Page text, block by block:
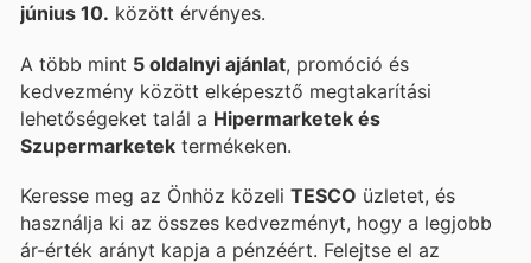
június 10. között érvényes.
A több mint 5 oldalnyi ajánlat, promóció és
kedvezmény között elképesztő megtakarítási
lehetőségeket talál a Hipermarketek és
Szupermarketek termékeken.
Keresse meg az Önhöz közeli TESCO üzletet, és
használja ki az összes kedvezményt, hogy a legjobb
ár-érték arányt kapja a pénzéért. Felejtse el az